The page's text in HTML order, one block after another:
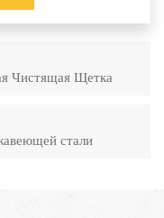
Чистящая Щетка
стали